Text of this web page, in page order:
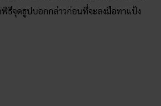
พิธีจุดธูปบอกกล่าวก่อนที่จะลงมือทาแป้ง